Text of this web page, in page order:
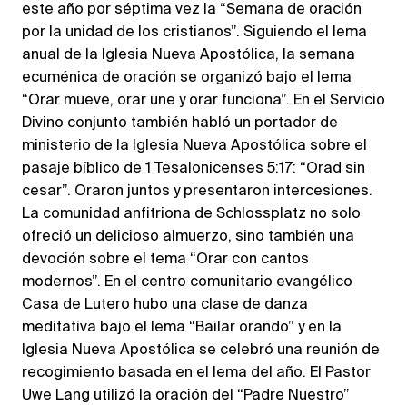
este año por séptima vez la “Semana de oración
por la unidad de los cristianos”. Siguiendo el lema
anual de la Iglesia Nueva Apostólica, la semana
ecuménica de oración se organizó bajo el lema
“Orar mueve, orar une y orar funciona”. En el Servicio
Divino conjunto también habló un portador de
ministerio de la Iglesia Nueva Apostólica sobre el
pasaje bíblico de 1 Tesalonicenses 5:17: “Orad sin
cesar”. Oraron juntos y presentaron intercesiones.
La comunidad anfitriona de Schlossplatz no solo
ofreció un delicioso almuerzo, sino también una
devoción sobre el tema “Orar con cantos
modernos”. En el centro comunitario evangélico
Casa de Lutero hubo una clase de danza
meditativa bajo el lema “Bailar orando” y en la
Iglesia Nueva Apostólica se celebró una reunión de
recogimiento basada en el lema del año. El Pastor
Uwe Lang utilizó la oración del “Padre Nuestro”